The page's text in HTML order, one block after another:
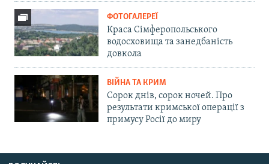
ФОТОГАЛЕРЕЇ
Краса Сімферопольського
водосховища та занедбаність
довкола
ВІЙНА ТА КРИМ
Сорок днів, сорок ночей. Про
результати кримської операції з
примусу Росії до миру